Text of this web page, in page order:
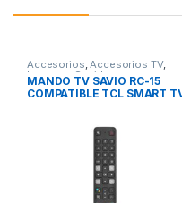
Accesorios,Accesorios TV,
Imagen y Sonido
MANDO TV SAVIO RC-15
COMPATIBLE TCL SMART